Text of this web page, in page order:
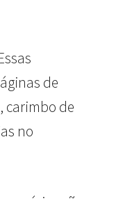
de
carimbo de
no